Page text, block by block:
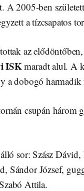
A 2005-ben
a tízcsapatos
az
ISKmaradt alul. A
a dobogó harmadik
csupán
sor: Szász
Sándor József,
Attila.